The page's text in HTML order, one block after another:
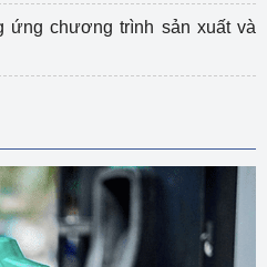
ứng chương trình sản xuất và